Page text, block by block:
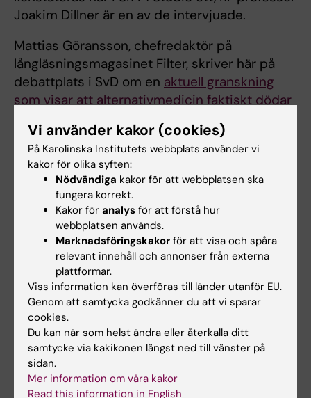
Joakim Dillner är en av de intervjuade.
Mattias Göransson, chefredaktör på
långläsningsmagasinet Filter, skriver här på
debattplats i SvD om en aktuell granskning
som visar att alternativmedicin faktiskt dödar
Det kommer varningar för försök tillpåverkan
från kinesiska intressen
universitet i Sverige, rapporterar här Mitti.
Martin Bergö konstaterar att KI inte märkt av
något sådant.
KI-forskare Francesca Gasparini citeras i den
artikeln i MSN International som handlar om
kopplingen mellan njurhälsa och
Alzheimers
.
Hjalmar Fors, KI-docent och enhetschef för
Hagströmerbibliioteket har medverkat i flera
poddar apropå sin bok om alkemins historia.
Här iVox Populi
, kyrkans tidnings podcast,
Vi använder kakor (cookies)
På Karolinska Institutets webbplats använder vi
kakor för olika syften:
Nödvändiga kakor för att webbplatsen ska
fungera korrekt.
Kakor för analys för att förstå hur
webbplatsen används.
Marknadsföringskakor för att visa och spåra
relevant innehåll och annonser från externa
plattformar.
Viss information kan överföras till länder utanför EU.
Genom att samtycka godkänner du att vi sparar
cookies.
Du kan när som helst ändra eller återkalla ditt
samtycke via kakikonen längst ned till vänster på
sidan.
Mer information om våra kakor
Read this information in English